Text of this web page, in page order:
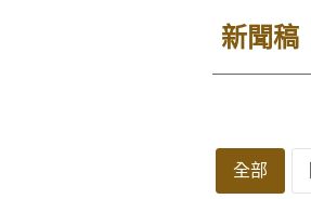
新聞稿
全部